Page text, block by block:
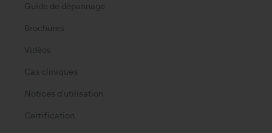
Guide de dépannage
Brochures
Vidéos
Cas cliniques
Notices d'utilisation
Certification